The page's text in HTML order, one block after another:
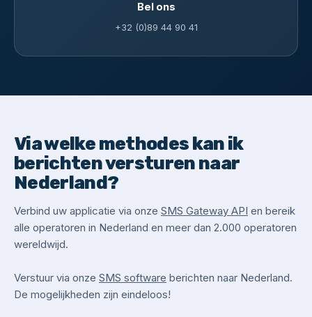
Bel ons
+32 (0)89 44 90 41
Via welke methodes kan ik
berichten versturen naar
Nederland?
Verbind uw applicatie via onze SMS Gateway API en bereik
alle operatoren in Nederland en meer dan 2.000 operatoren
wereldwijd.
Verstuur via onze SMS software berichten naar Nederland.
De mogelijkheden zijn eindeloos!